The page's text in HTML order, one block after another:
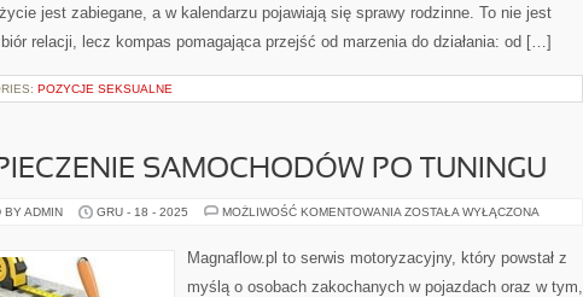
jest zabiegane, a w kalendarzu pojawiają się sprawy rodzinne. To nie jest
relacji, lecz kompas pomagająca przejść od marzenia do działania: od […]
POZYCJE SEKSUALNE
SAMOCHODÓW PO TUNINGU
BY ADMIN GRU - 18 - 2025 MOŻLIWOŚĆ KOMENTOWANIA UBEZPIECZENIE
TUNINGU
ZOSTAŁA WYŁĄCZONA
Magnaflow.pl to serwis motoryzacyjny, który powstał z
myślą o osobach zakochanych w pojazdach oraz w tym,